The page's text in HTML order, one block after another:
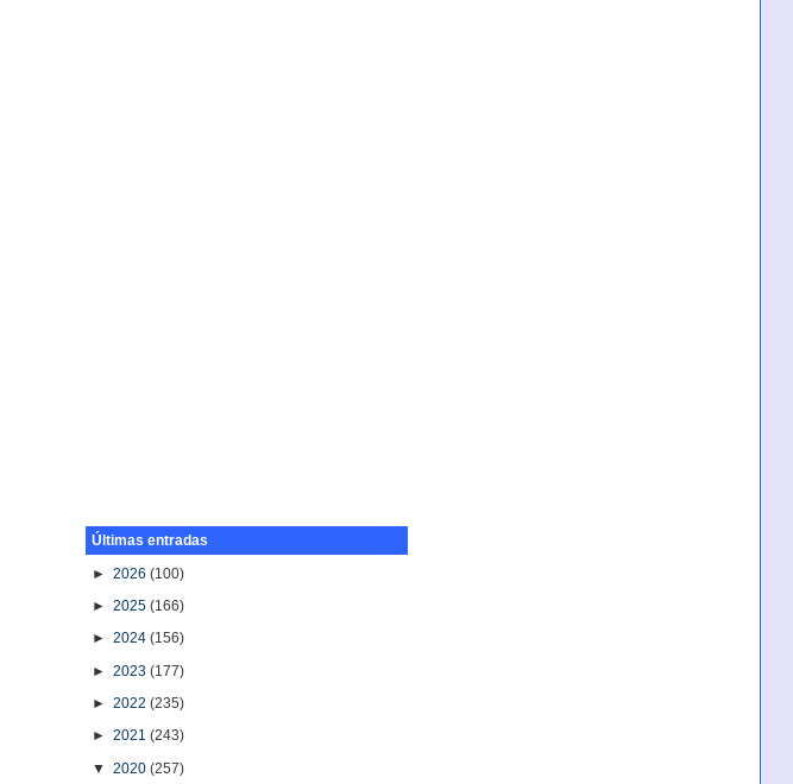
Últimas entradas
►2026(100)
►2025(166)
►2024(156)
►2023(177)
►2022(235)
►2021(243)
▼2020(257)